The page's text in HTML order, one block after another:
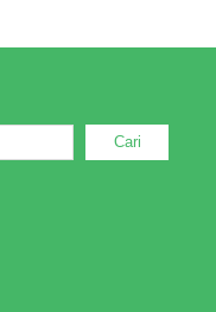
Cari